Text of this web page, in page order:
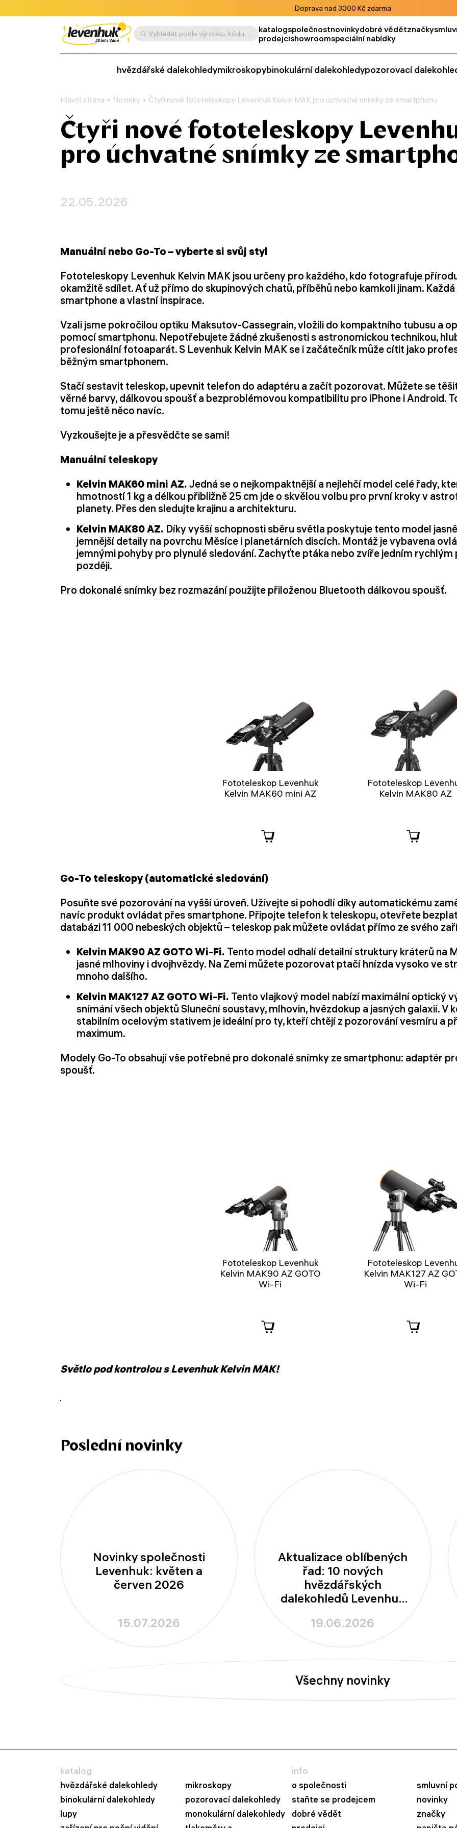
Doprava nad 3000 Kč zdarma
Vyhledat podle výrobku, kódu, kategorie apod. katalogspolečnostnovinkydobré vědětznačky
prodejcishowroomspeciální nabídky
hvězdářské dalekohledymikroskopybinokulární dalekohledypozorovací
Hlavní strana Novinky Čtyři nové fototeleskopy Levenhuk Kelvin MAK pro úchvatné snímky ze smartphonu
Čtyři nové fototeleskopy
pro úchvatné snímky ze
22.05.2026
Manuální nebo Go-To – vyberte si svůj styl
Fototeleskopy Levenhuk Kelvin MAK jsou určeny pro každého, kdo fotografuje
okamžitě sdílet. Ať už přímo do skupinových chatů, příběhů nebo kamkoli jinam.
smartphone a vlastní inspirace.
Vzali jsme pokročilou optiku Maksutov-Cassegrain, vložili do kompaktního tubusu a
pomocí smartphonu. Nepotřebujete žádné zkušenosti s astronomickou technikou,
profesionální fotoaparát. S Levenhuk Kelvin MAK se i začátečník může cítit jako
běžným smartphonem.
Stačí sestavit teleskop, upevnit telefon do adaptéru a začít pozorovat. Můžete se
věrné barvy, dálkovou spoušť a bezproblémovou kompatibilitu pro iPhone i Android.
tomu ještě něco navíc.
Vyzkoušejte je a přesvědčte se sami!
Manuální teleskopy
Kelvin MAK60 mini AZ. Jedná se o nejkompaktnější a nejlehčí model celé řady,
hmotností 1 kg a délkou přibližně 25 cm jde o skvělou volbu pro první kroky v
planety. Přes den sledujte krajinu a architekturu.
Kelvin MAK80 AZ. Díky vyšší schopnosti sběru světla poskytuje tento model
jemnější detaily na povrchu Měsíce i planetárních discích. Montáž je vybavena
jemnými pohyby pro plynulé sledování. Zachyťte ptáka nebo zvíře jedním
později.
Pro dokonalé snímky bez rozmazání použijte přiloženou Bluetooth dálkovou spoušť.
Fototeleskop Levenhuk
Kelvin MAK60 mini AZ
Fototeleskop
Kelvin MAK80 AZ
Go-To teleskopy (automatické sledování)
Posuňte své pozorování na vyšší úroveň. Užívejte si pohodlí díky automatickému
navíc produkt ovládat přes smartphone. Připojte telefon k teleskopu, otevřete
databázi 11 000 nebeských objektů – teleskop pak můžete ovládat přímo ze svého
Kelvin MAK90 AZ GOTO Wi-Fi. Tento model odhalí detailní struktury kráterů na
jasné mlhoviny i dvojhvězdy. Na Zemi můžete pozorovat ptačí hnízda vysoko ve
mnoho dalšího.
Kelvin MAK127 AZ GOTO Wi-Fi. Tento vlajkový model nabízí maximální optický
snímání všech objektů Sluneční soustavy, mlhovin, hvězdokup a jasných galaxií. V
stabilním ocelovým stativem je ideální pro ty, kteří chtějí z pozorování vesmíru a
maximum.
Modely Go-To obsahují vše potřebné pro dokonalé snímky ze smartphonu: adaptér
spoušť.
Fototeleskop Levenhuk
Kelvin MAK90 AZ GOTO
Wi-Fi
Fototeleskop
Kelvin MAK127 AZ
Wi-Fi
Světlo pod kontrolou s Levenhuk Kelvin MAK!
Poslední novinky
Novinky společnosti
Levenhuk: květen a
červen 2026
15.07.2026
Aktualizace oblíbených
řad: 10 nových
hvězdářských
dalekohledů Levenhuk
New Skyline PRO
19.06.2026
Všechny novinky
katalog
hvězdářské dalekohledy
mikroskopy
binokulární dalekohledy
pozorovací dalekohledy
lupy
monokulární dalekohledy
info
o společnosti
smluvní
staňte se prodejcem
novinky
dobré vědět
značky